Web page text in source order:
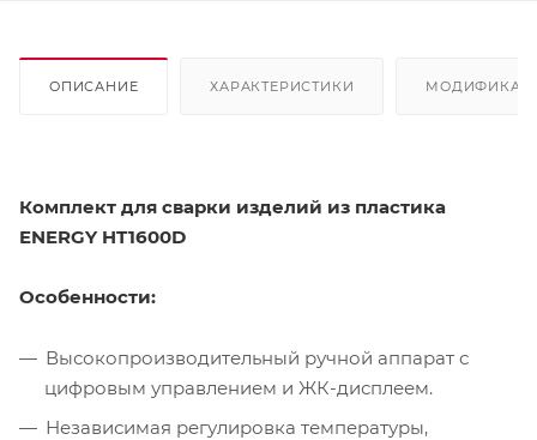
ОПИСАНИЕ ХАРАКТЕРИСТИКИ
Комплект для сварки изделий из пластика
ENERGY HT1600D
Особенности:
Высокопроизводительный ручной аппарат с
цифровым управлением и ЖК-дисплеем.
Независимая регулировка температуры,